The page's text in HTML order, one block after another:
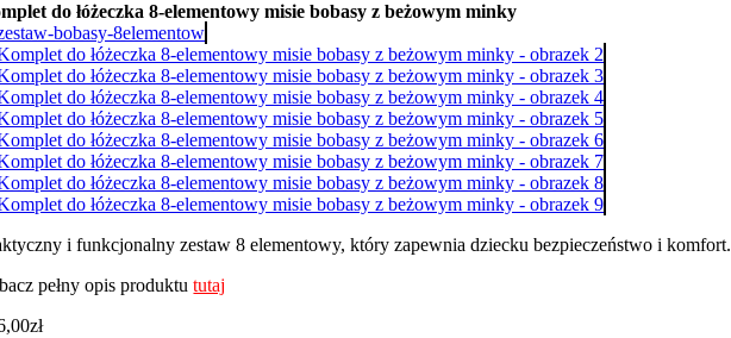
do łóżeczka 8-elementowy misie bobasy z beżowym minky
i funkcjonalny zestaw 8 elementowy, który zapewnia dziecku bezpieczeństwo i komfort.
pełny opis produktututaj
zł